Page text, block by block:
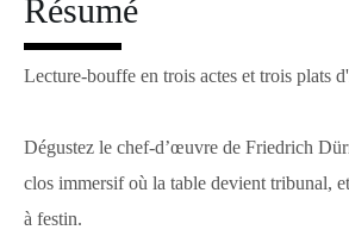
Résumé
Lecture-bouffe en trois actes et trois plats
Dégustez le chef-d’œuvre de Friedrich
clos immersif où la table devient tribunal,
à festin.